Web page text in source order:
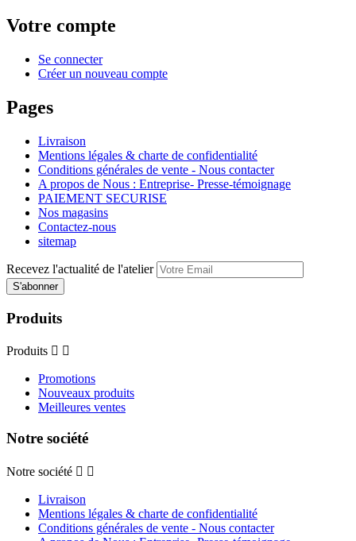
Votre compte
Se connecter
Créer un nouveau compte
Pages
Livraison
Mentions légales & charte de confidentialité
Conditions générales de vente - Nous contacter
A propos de Nous : Entreprise- Presse-témoignage
PAIEMENT SECURISE
Nos magasins
Contactez-nous
sitemap
Recevez l'actualité de l'atelier
Produits
Produits  
Promotions
Nouveaux produits
Meilleures ventes
Notre société
Notre société  
Livraison
Mentions légales & charte de confidentialité
Conditions générales de vente - Nous contacter